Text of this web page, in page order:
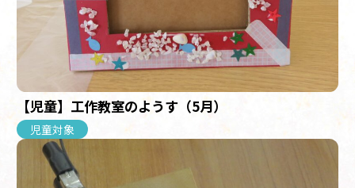
【児童】工作教室のようす（5月）
児童対象